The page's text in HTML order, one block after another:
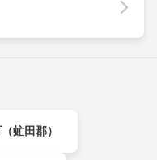
虻田郡）